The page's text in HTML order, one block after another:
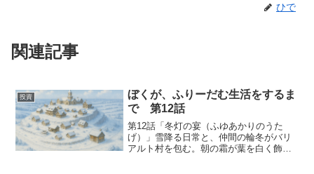
ひで
関連記事
投資
ぼくが、ふりーだむ生活をするま
で 第12話
第12話「冬灯の宴（ふゆあかりのうた
げ）」雪降る日常と、仲間の輪冬がバリ
アルト村を包む。朝の霜が葉を白く飾